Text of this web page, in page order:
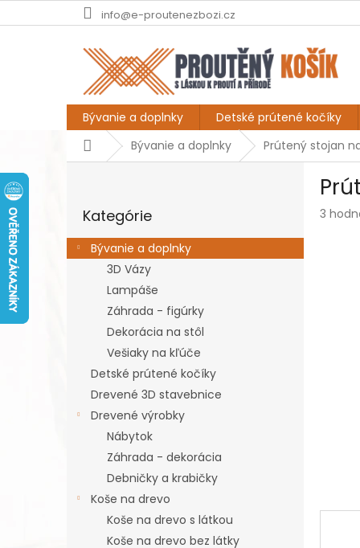
na
info@e-proutenezbozi.cz
Bývanie a doplnky Detské prútené kočíky
DomovBývanie a doplnky Prútený stojan
ý
p
kategórie
Kategórie
Bývanie a doplnky
3D Vázy
Lampáše
Záhrada - figúrky
Dekorácia na stôl
Vešiaky na kľúče
Detské prútené kočíky
Drevené 3D stavebnice
Drevené výrobky
Nábytok
Záhrada - dekorácia
Debničky a krabičky
Koše na drevo
Koše na drevo s látkou
Koše na drevo bez látky
3